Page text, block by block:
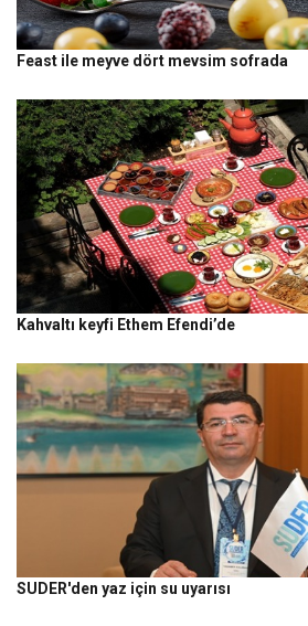
Feast ile meyve dört mevsim sofrada
Kahvaltı keyfi Ethem Efendi’de
SUDER'den yaz için su uyarısı